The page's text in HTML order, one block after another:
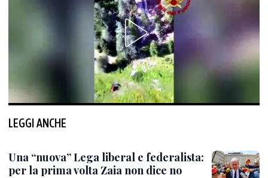
LEGGI ANCHE
Una “nuova” Lega liberal e federalista:
per la prima volta Zaia non dice no